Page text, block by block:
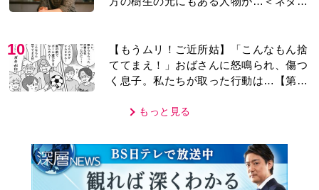
10
【もうムリ！ご近所姑】「こんなもん捨
ててまえ！」おばさんに怒鳴られ、傷つ
く息子。私たちが取った行動は…【第3
もっと見る